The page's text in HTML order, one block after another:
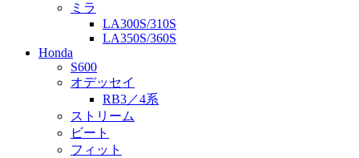
ミラ
LA300S/310S
LA350S/360S
Honda
S600
オデッセイ
RB3／4系
ストリーム
ビート
フィット